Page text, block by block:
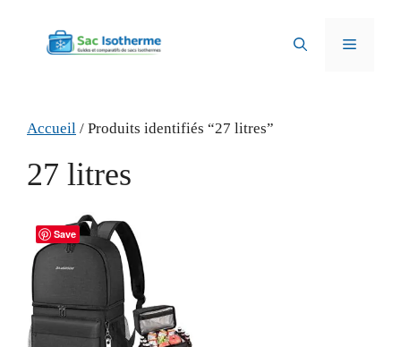
contenu
Menu
Accueil / Produits identifiés “27 litres”
27 litres
Save